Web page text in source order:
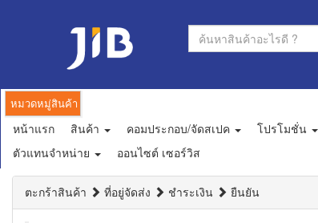
หมวดหมู่สินค้า
หน้าแรก สินค้า คอมประกอบ/จัดสเปค โปรโมชั่น
ตัวแทนจำหน่าย
ออนไซต์ เซอร์วิส
ตะกร้าสินค้า ที่อยู่จัดส่ง ชำระเงิน ยืนยัน